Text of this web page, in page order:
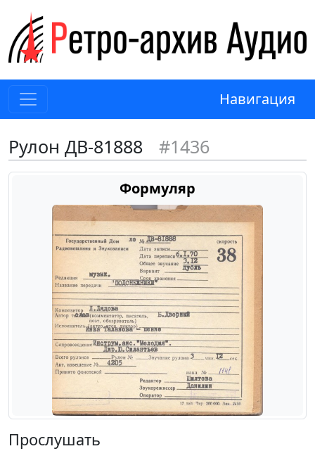
Навигация
Рулон ДВ-81888 #1436
Формуляр
Прослушать